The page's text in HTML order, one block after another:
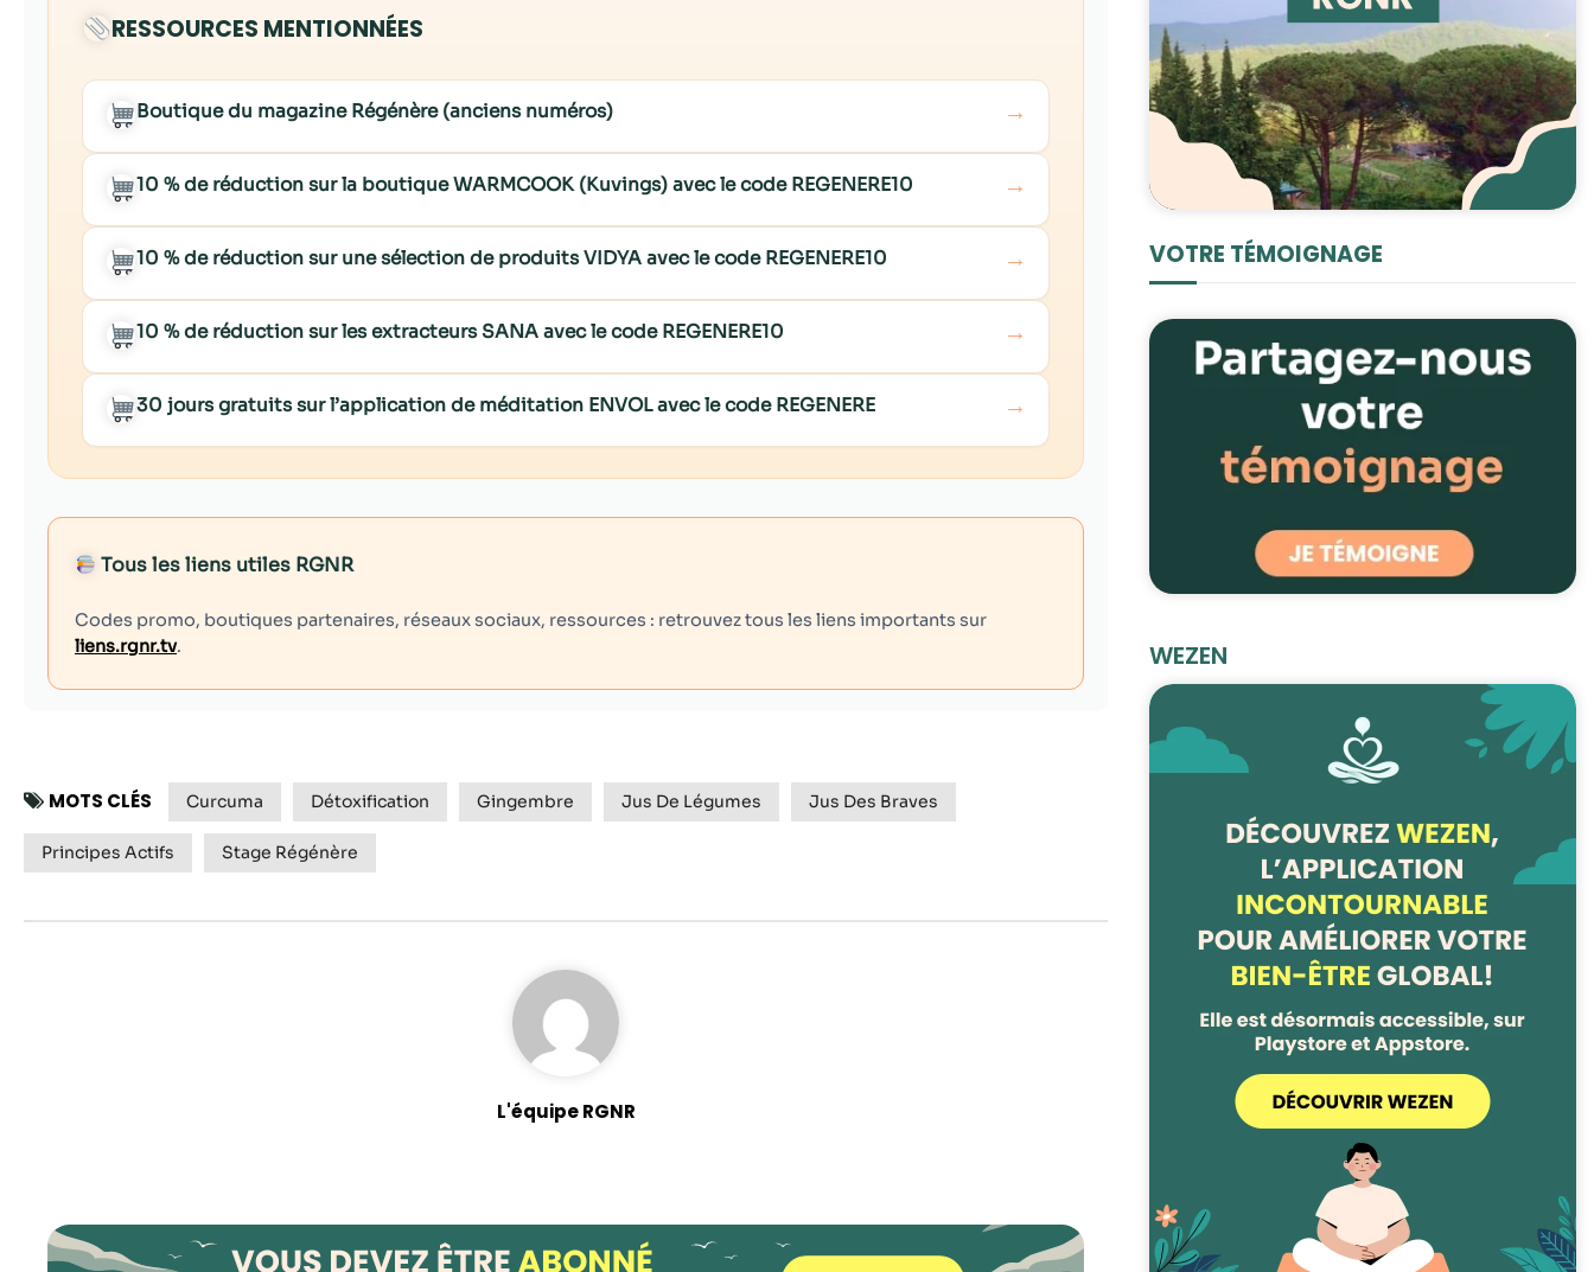
RESSOURCES MENTIONNÉES
Boutique du magazine Régénère (anciens numéros) →
10 % de réduction sur la boutique WARMCOOK (Kuvings) avec le code REGENERE10 →
10 % de réduction sur une sélection de produits VIDYA avec le code REGENERE10 →
10 % de réduction sur les extracteurs SANA avec le code REGENERE10 →
30 jours gratuits sur l’application de méditation ENVOL avec le code REGENERE →
Tous les liens utiles RGNR
Codes promo, boutiques partenaires, réseaux sociaux, ressources : retrouvez tous les liens importants sur
liens.rgnr.tv.
MOTS CLÉS Curcuma Détoxification Gingembre Jus De Légumes Jus Des Braves
Principes Actifs Stage Régénère
L'équipe RGNR
VOTRE TÉMOIGNAGE
WEZEN